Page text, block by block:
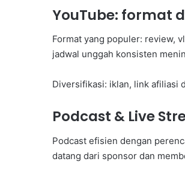
YouTube: format
Format yang populer: review,
jadwal unggah konsisten
Diversifikasi: iklan, link afiliasi
Podcast & Live
Podcast efisien dengan
datang dari sponsor dan